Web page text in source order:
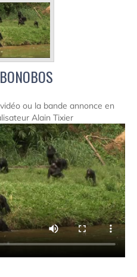
ou la bande annonce en
Alain Tixier